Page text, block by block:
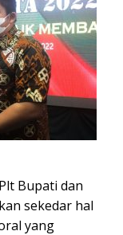
Bupati dan
sekedar hal
yang